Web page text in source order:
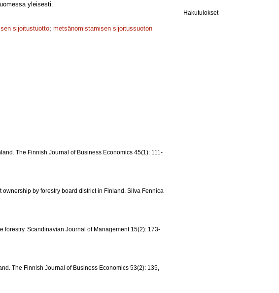
yleisesti.
sijoitustuotto; metsänomistamisen sijoitussuoton
The Finnish Journal of Business Economics 45(1): 111-
by forestry board district in Finland. Silva Fennica
forestry. Scandinavian Journal of Management 15(2): 173-
The Finnish Journal of Business Economics 53(2): 135,
Hakutulokset